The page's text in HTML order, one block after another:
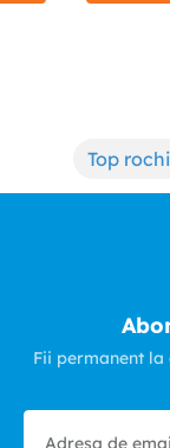
Top
Fii permanent